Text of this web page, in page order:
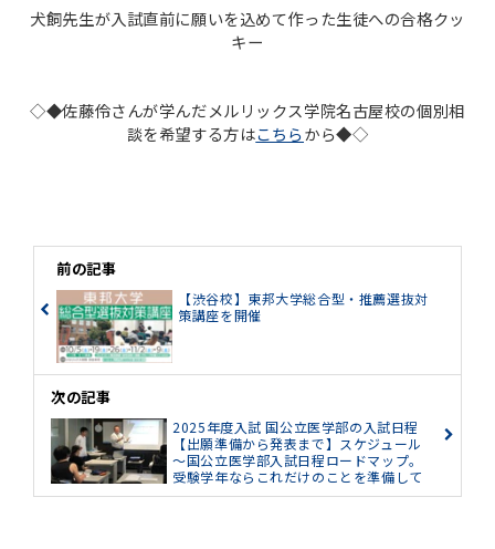
犬飼先生が入試直前に願いを込めて作った生徒への合格クッ
キー
◇◆佐藤伶さんが学んだメルリックス学院名古屋校の個別相
談を希望する方はこちらから◆◇
前の記事
【渋谷校】東邦大学総合型・推薦選抜対
策講座を開催
次の記事
2025年度入試 国公立医学部の入試日程
【出願準備から発表まで】スケジュール
～国公立医学部入試日程ロードマップ。
受験学年ならこれだけのことを準備して
おこう～